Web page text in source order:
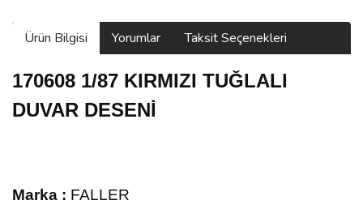
Ürün Bilgisi Yorumlar Taksit Seçenekleri
170608 1/87 KIRMIZI TUĞLALI
DUVAR DESENİ
Marka : FALLER